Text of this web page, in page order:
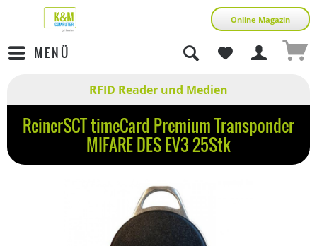
Online Magazin
MENÜ
RFID Reader und Medien
ReinerSCT timeCard Premium Transponder
MIFARE DES EV3 25Stk